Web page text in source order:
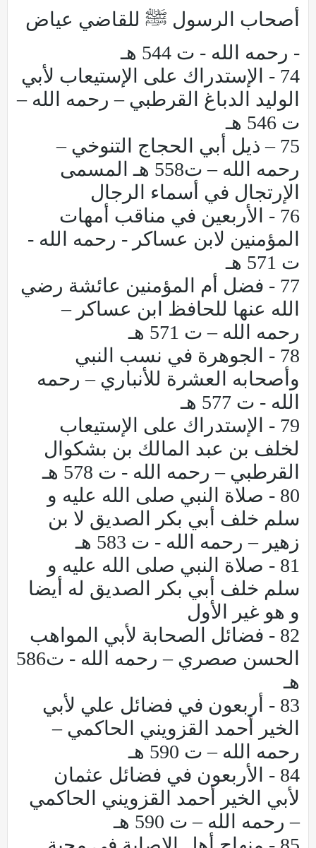
أصحاب الرسول ﷺ للقاضي عياض
- رحمه الله - ت 544 هـ
74 - الإستدراك على الإستيعاب لأبي
الوليد الدباغ القرطبي – رحمه الله –
ت 546 هـ
75 – ذيل أبي الحجاج التنوخي –
رحمه الله – ت558 هـ المسمى
الإرتجال في أسماء الرجال
76 - الأربعين في مناقب أمهات
المؤمنين لابن عساكر - رحمه الله -
ت 571 هـ
77 - فضل أم المؤمنين عائشة رضي
الله عنها للحافظ ابن عساكر –
رحمه الله – ت 571 هـ
78 - الجوهرة في نسب النبي
وأصحابه العشرة للأنباري – رحمه
الله - ت 577 هـ
79 - الإستدراك على الإستيعاب
لخلف بن عبد المالك بن بشكوال
القرطبي – رحمه الله - ت 578 هـ
80 - صلاة النبي صلى الله عليه و
سلم خلف أبي بكر الصديق لا بن
زهير – رحمه الله - ت 583 هـ
81 - صلاة النبي صلى الله عليه و
سلم خلف أبي بكر الصديق له أيضا
و هو غير الأول
82 - فضائل الصحابة لأبي المواهب
الحسن صصري – رحمه الله - ت586
هـ
83 - أربعون في فضائل علي لأبي
الخير أحمد القزويني الحاكمي –
رحمه الله – ت 590 هـ
84 - الأربعون في فضائل عثمان
لأبي الخير أحمد القزويني الحاكمي
– رحمه الله – ت 590 هـ